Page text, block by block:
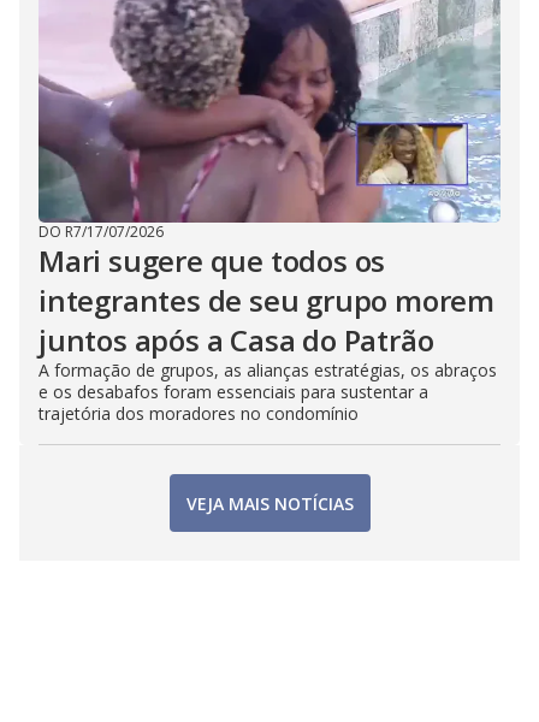
DO R7/17/07/2026
Mari sugere que todos os
integrantes de seu grupo morem
juntos após a Casa do Patrão
A formação de grupos, as alianças estratégias, os abraços
e os desabafos foram essenciais para sustentar a
trajetória dos moradores no condomínio
VEJA MAIS NOTÍCIAS